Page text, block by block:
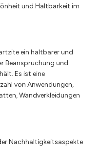
und Haltbarkeit im
ein haltbarer und
Beanspruchung und
Es ist eine
von Anwendungen,
Wandverkleidungen
Nachhaltigkeitsaspekte